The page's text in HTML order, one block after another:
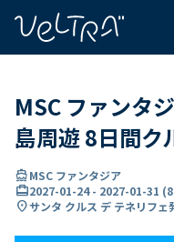
MSC ファンタ
島周遊 8日間ク
directions_boatMSC ファンタジア
card_travel2027-01-24- 2027-01-31 (
location_onサンタ クルス デ テネリフ